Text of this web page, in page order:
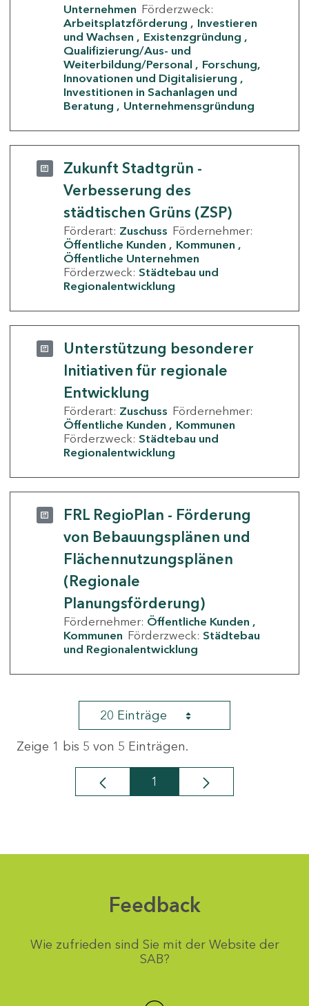
Unternehmen Förderzweck:
Arbeitsplatzförderung
Investieren
und Wachsen
Existenzgründung
Qualifizierung/Aus- und
Weiterbildung/Personal
Forschung,
Innovationen und Digitalisierung
Investitionen in Sachanlagen und
Beratung
Unternehmensgründung
Zukunft Stadtgrün -
Verbesserung des
städtischen Grüns (ZSP)
Förderart: Zuschuss Fördernehmer:
Öffentliche Kunden
Kommunen
Öffentliche Unternehmen
Förderzweck: Städtebau und
Regionalentwicklung
Unterstützung besonderer
Initiativen für regionale
Entwicklung
Förderart: Zuschuss Fördernehmer:
Öffentliche Kunden
Kommunen
Förderzweck: Städtebau und
Regionalentwicklung
FRL RegioPlan - Förderung
von Bebauungsplänen und
Flächennutzungsplänen
(Regionale
Planungsförderung)
Fördernehmer: Öffentliche Kunden
Kommunen Förderzweck: Städtebau
und Regionalentwicklung
20 Einträge
Zeige 1 bis 5 von 5 Einträgen.
Seite
1
Feedback
Wie zufrieden sind Sie mit der Website der
SAB?